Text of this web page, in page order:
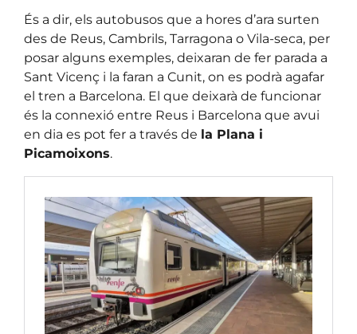
És a dir, els autobusos que a hores d’ara surten
des de Reus, Cambrils, Tarragona o Vila-seca, per
posar alguns exemples, deixaran de fer parada a
Sant Vicenç i la faran a Cunit, on es podrà agafar
el tren a Barcelona. El que deixarà de funcionar
és la connexió entre Reus i Barcelona que avui
en dia es pot fer a través de la Plana i
Picamoixons.